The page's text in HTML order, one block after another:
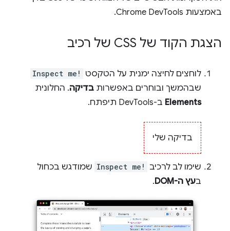
באמצעות Chrome DevTools.
הצגת הקוד של CSS של רכיב
לוחצים לחיצה ימנית על הטקסט Inspect me!
שבהמשך ובוחרים באפשרות בדיקה. החלונית
Elements ב-DevTools תיפתח.
בדיקה שלי
שימו לב לרכיב Inspect me! שמודגש בכחול
בעץ ה-DOM .